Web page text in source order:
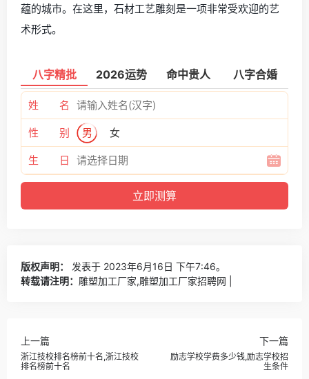
蕴的城市。在这里，石材工艺雕刻是一项非常受欢迎的艺
术形式。
八字精批 2026运势 命中贵人 八字合婚
姓 名
性 别 男 女
生 日
版权声明：
发表于 2023年6月16日 下午7:46。
转载请注明： 雕塑加工厂家,雕塑加工厂家招聘网 |
上一篇
浙江技校排名榜前十名,浙江技校
排名榜前十名
下一篇
励志学校学费多少钱,励志学校招
生条件